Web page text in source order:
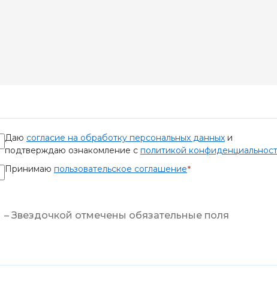
Даю согласие на обработку персональных данных и
подтверждаю ознакомление с политикой
Принимаю пользовательское соглашение*
– Звездочкой отмечены обязательные поля